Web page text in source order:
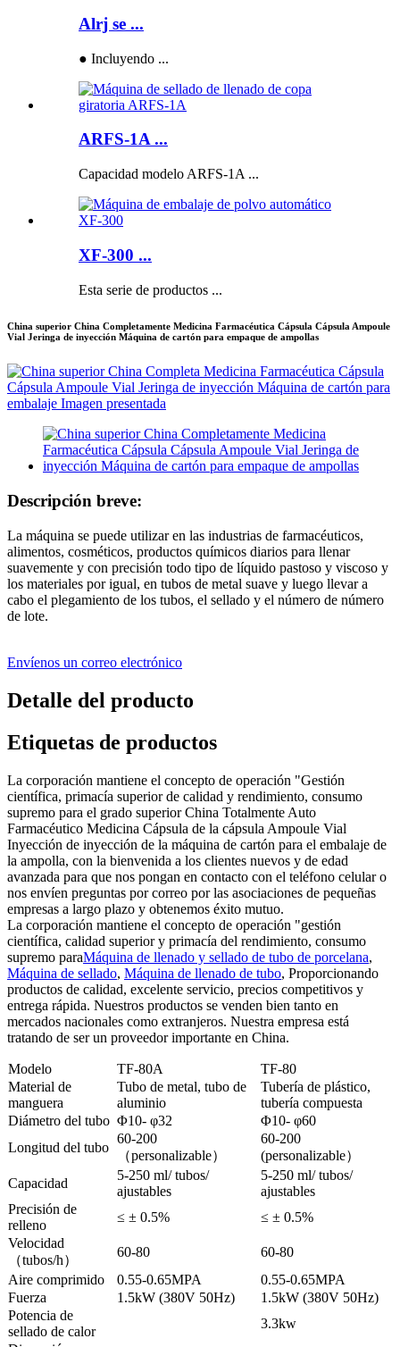
Alrj se ...
● Incluyendo ...
ARFS-1A ...
Capacidad modelo ARFS-1A ...
XF-300 ...
Esta serie de productos ...
China superior China Completamente Medicina Farmacéutica Cápsula Cápsula Ampoule
Vial Jeringa de inyección Máquina de cartón para empaque de ampollas
Descripción breve:
La máquina se puede utilizar en las industrias de farmacéuticos,
alimentos, cosméticos, productos químicos diarios para llenar
suavemente y con precisión todo tipo de líquido pastoso y viscoso y
los materiales por igual, en tubos de metal suave y luego llevar a
cabo el plegamiento de los tubos, el sellado y el número de número
de lote.
Envíenos un correo electrónico
Detalle del producto
Etiquetas de productos
La corporación mantiene el concepto de operación "Gestión
científica, primacía superior de calidad y rendimiento, consumo
supremo para el grado superior China Totalmente Auto
Farmacéutico Medicina Cápsula de la cápsula Ampoule Vial
Inyección de inyección de la máquina de cartón para el embalaje de
la ampolla, con la bienvenida a los clientes nuevos y de edad
avanzada para que nos pongan en contacto con el teléfono celular o
nos envíen preguntas por correo por las asociaciones de pequeñas
empresas a largo plazo y obtenemos éxito mutuo.
La corporación mantiene el concepto de operación "gestión
científica, calidad superior y primacía del rendimiento, consumo
supremo paraMáquina de llenado y sellado de tubo de porcelana,
Máquina de sellado, Máquina de llenado de tubo, Proporcionando
productos de calidad, excelente servicio, precios competitivos y
entrega rápida. Nuestros productos se venden bien tanto en
mercados nacionales como extranjeros. Nuestra empresa está
tratando de ser un proveedor importante en China.
Modelo TF-80A
TF-80
Material de
manguera
Tubo de metal, tubo de
aluminio
Tubería de plástico,
tubería compuesta
Diámetro del tubo Φ10- φ32
Φ10- φ60
Longitud del tubo
60-200
（personalizable）
60-200
(personalizable）
Capacidad
5-250 ml/ tubos/
ajustables
5-250 ml/ tubos/
ajustables
Precisión de
relleno
≤ ± 0.5%
≤ ± 0.5%
Velocidad
（tubos/h）
60-80
60-80
Aire comprimido
0.55-0.65MPA
0.55-0.65MPA
Fuerza
1.5kW (380V 50Hz)
1.5kW (380V 50Hz)
Potencia de
sellado de calor
3.3kw